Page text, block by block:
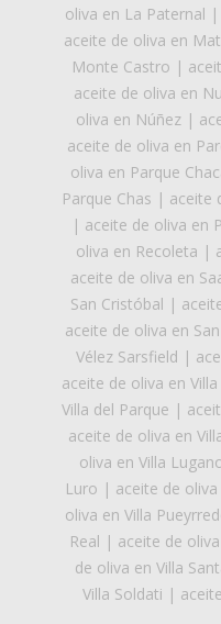
oliva en La Paternal |
aceite de oliva en
Monte Castro |
aceite de oliva en
oliva en Núñez|
aceite de oliva en
oliva en Parque
Parque Chas | aceite
| aceite de oliva en
oliva en Recoleta |
aceite de oliva en
San Cristóbal |
aceite de oliva en
Vélez Sarsfield |
aceite de oliva en
Villa del Parque |
aceite de oliva en
oliva en Villa
Luro | aceite de
oliva en Villa
Real | aceite de
de oliva en Villa
Villa Soldati |